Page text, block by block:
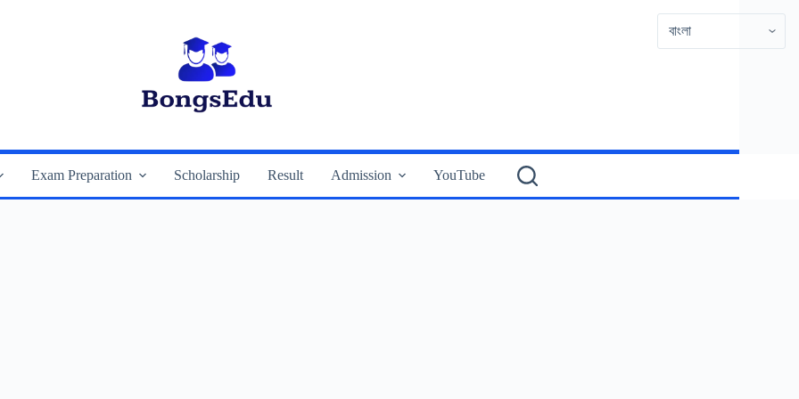
Exam Preparation Scholarship Result Admission YouTube